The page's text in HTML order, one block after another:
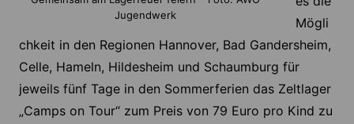
Jugendwerk
Mögli
chkeit in den Regionen Hannover, Bad Gandersheim,
Celle, Hameln, Hildesheim und Schaumburg für
jeweils fünf Tage in den Sommerferien das Zeltlager
„Camps on Tour“ zum Preis von 79 Euro pro Kind zu